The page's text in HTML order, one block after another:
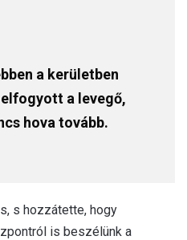
a kerületben
a levegő,
hova tovább.
s hozzátette, hogy
is beszélünk a